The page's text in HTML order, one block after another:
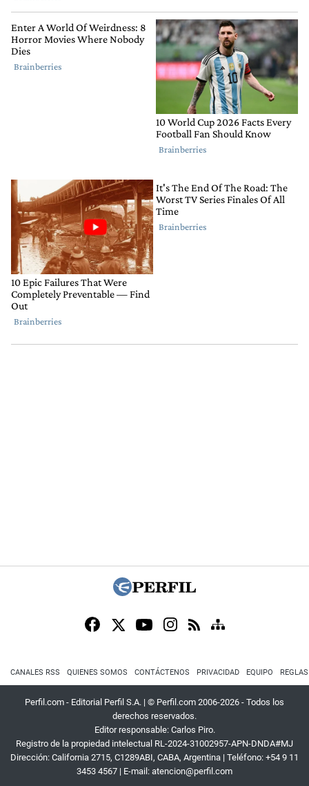
CANALES RSS QUIENES SOMOS CONTÁCTENOS PRIVACIDAD EQUIPO
Perfil.com - Editorial Perfil S.A. | © Perfil.com 2006-2026 - Todos los
derechos reservados.
Editor responsable: Carlos Piro.
Registro de la propiedad intelectual RL-2024-31002957-APN-DNDA#MJ
Dirección: California 2715, C1289ABI, CABA, Argentina | Teléfono: +54 9 11
3453 4567 | E-mail: atencion@perfil.com